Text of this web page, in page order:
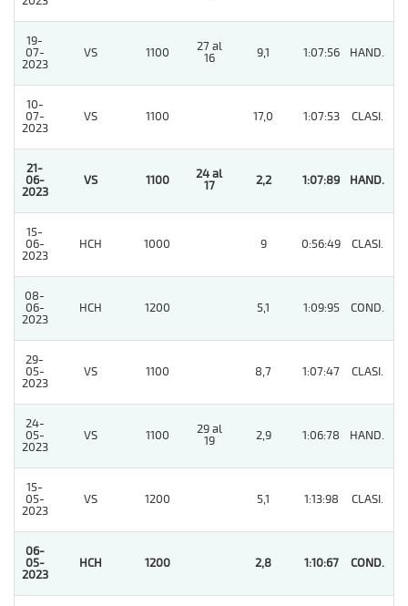
19-
07-
2023
VS 1100
27 al
16
9,1 1:07:56 HAND.
10-
07-
2023
VS 1100 17,0 1:07:53 CLASI.
21-
06-
2023
VS 1100
24 al
17
2,2 1:07:89 HAND.
15-
06-
2023
HCH 1000 9 0:56:49 CLASI.
08-
06-
2023
HCH 1200 5,1 1:09:95 COND.
29-
05-
2023
VS 1100 8,7 1:07:47 CLASI.
24-
05-
2023
VS 1100
29 al
19
2,9 1:06:78 HAND.
15-
05-
2023
VS 1200 5,1 1:13:98 CLASI.
06-
05-
2023
HCH 1200 2,8 1:10:67 COND.